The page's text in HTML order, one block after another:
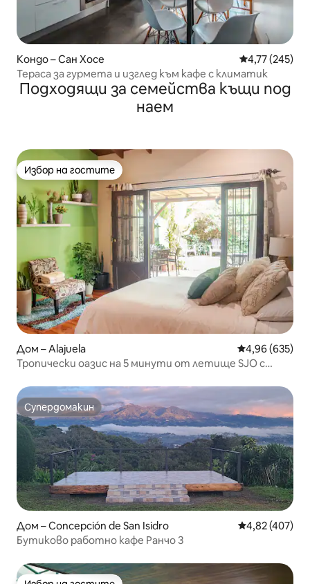
Кондо – Сан Хосе Средна
4,77 (245)
Тераса за гурмета и изглед към кафе с климатик
Подходящи за семейства къщи под
наем
Избор на гостите
Избор на гостите
Дом – Alajuela Средна
4,96 (635)
Тропически оазис на 5 минути от летище SJO с
Супердомакин
Супердомакин
Дом – Concepción de San Isidro Средна
4,82 (407)
Бутиково работно кафе Ранчо 3